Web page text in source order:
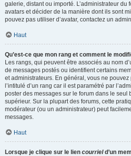
galerie, distant ou importé. L’administrateur du
avatars et décider de la manière dont ils sont
pouvez pas utiliser d’avatar, contactez un
Haut
Qu’est-ce que mon rang et comment le
Les rangs, qui peuvent être associés au nom
de messages postés ou identifient certains
et administrateurs. En général, vous ne
l’intitulé d’un rang car il est paramétré par
poster des messages sur le forum dans le seul
supérieur. Sur la plupart des forums, cette
modérateur (ou un administrateur) peut
messages.
Haut
Lorsque je clique sur le lien courrield’un